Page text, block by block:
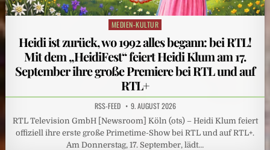
Posted
MEDIEN-KULTUR
Heidi ist zurück, wo 1992 alles begann: bei RTL!
Mit dem „HeidiFest“ feiert Heidi Klum am 17.
September ihre große Premiere bei RTL und auf
RTL+
RSS-FEED 9. AUGUST 2026
RTL Television GmbH [Newsroom] Köln (ots) – Heidi Klum feiert
offiziell ihre erste große Primetime-Show bei RTL und auf RTL+.
Am Donnerstag, 17. September, lädt…